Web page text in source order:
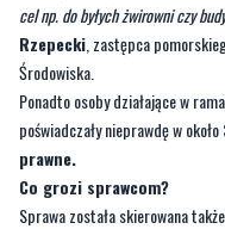
Ponadto osoby działające w
poświadczały nieprawdę w około
prawne.
Co grozi sprawcom?
Sprawa została skierowana
Sprawcom za przestępstwo
za działania związane z
grozi do 5 lat pozbawienia